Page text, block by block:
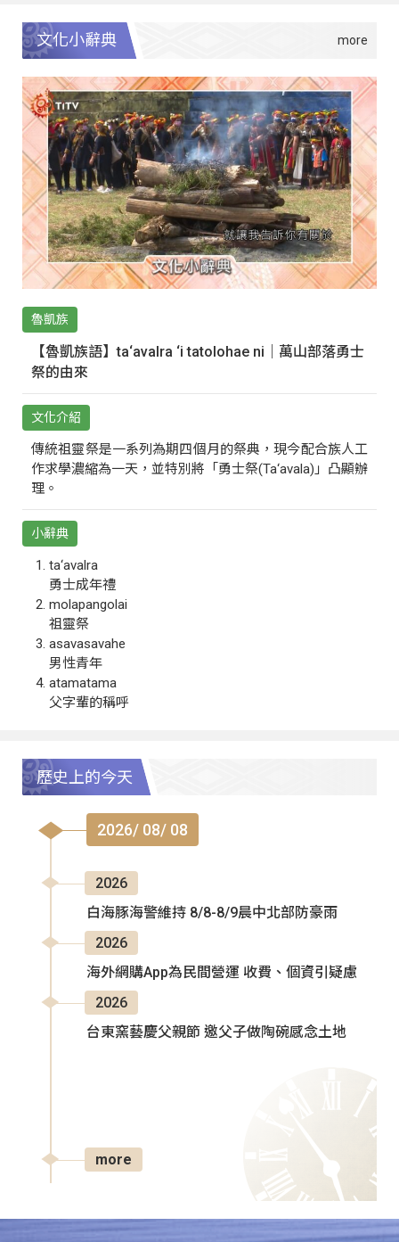
文化小辭典
魯凱族
【魯凱族語】ta‘avalra ‘i tatolohae ni｜萬山部落勇士
祭的由來
文化介紹
傳統祖靈祭是一系列為期四個月的祭典，現今配合族人工
作求學濃縮為一天，並特別將「勇士祭(Ta‘avala)」凸顯辦
理。
小辭典
ta‘avalra
勇士成年禮
molapangolai
祖靈祭
asavasavahe
男性青年
atamatama
父字輩的稱呼
歷史上的今天
2026/ 08/ 08
2026
白海豚海警維持 8/8-8/9晨中北部防豪雨
2026
海外網購App為民間營運 收費、個資引疑慮
2026
台東窯藝慶父親節 邀父子做陶碗感念土地
more